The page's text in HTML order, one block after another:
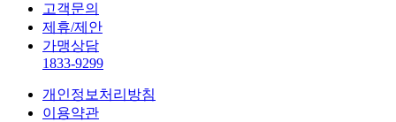
고객문의
제휴/제안
가맹상담
1833-9299
개인정보처리방침
이용약관